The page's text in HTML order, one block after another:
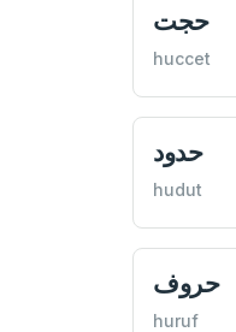
حجت
huccet
حدود
hudut
حروف
huruf